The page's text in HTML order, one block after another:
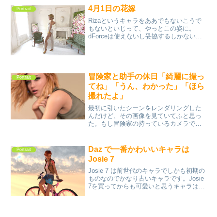
Portrait 4月1日の花嫁
Rizaというキャラをああでもないこうで
もないといじって、やっとこの姿に。
dForceは使えないし妥協するしかない。
Portrait
冒険家と助手の休日「綺麗に撮っ
てね」「うん、わかった」「ほら
撮れたよ」
最初に引いたシーンをレンダリングした
んだけど、その画像を見ていてふと思っ
た。もし冒険家の持っているカメラで写
いて、あとはいろいろ調整して冒険家が
撮ったであろう助手の画像...
Portrait
Daz で一番かわいいキャラは
Josie 7
Josie 7 は前世代のキャラでしかも初期の
ものなのでかなり古いキャラです。Josie
7を買ってからも可愛いと思うキャラはか